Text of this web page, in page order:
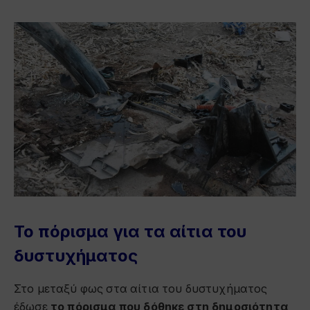
Το πόρισμα για τα αίτια του
δυστυχήματος
Στο μεταξύ φως στα αίτια του δυστυχήματος
έδωσε το πόρισμα που δόθηκε στη δημοσιότητα